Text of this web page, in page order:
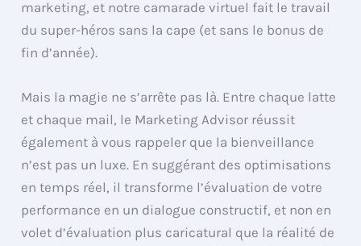
marketing, et notre camarade virtuel fait le travail
du super-héros sans la cape (et sans le bonus de
fin d’année).
Mais la magie ne s’arrête pas là. Entre chaque latte
et chaque mail, le Marketing Advisor réussit
également à vous rappeler que la bienveillance
n’est pas un luxe. En suggérant des optimisations
en temps réel, il transforme l’évaluation de votre
performance en un dialogue constructif, et non en
volet d’évaluation plus caricatural que la réalité de